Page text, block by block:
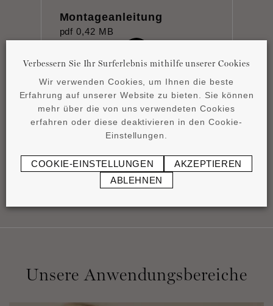
Montageanleitung
pdf 0,42 MB
Product overview
4,15 MB
Unsere Anwendungsbereiche
Verbessern Sie Ihr Surferlebnis mithilfe unserer Cookies
Wir verwenden Cookies, um Ihnen die beste
Erfahrung auf unserer Website zu bieten. Sie können
mehr über die von uns verwendeten Cookies
erfahren oder diese deaktivieren in den Cookie-
Einstellungen.
COOKIE-EINSTELLUNGEN
AKZEPTIEREN
ABLEHNEN